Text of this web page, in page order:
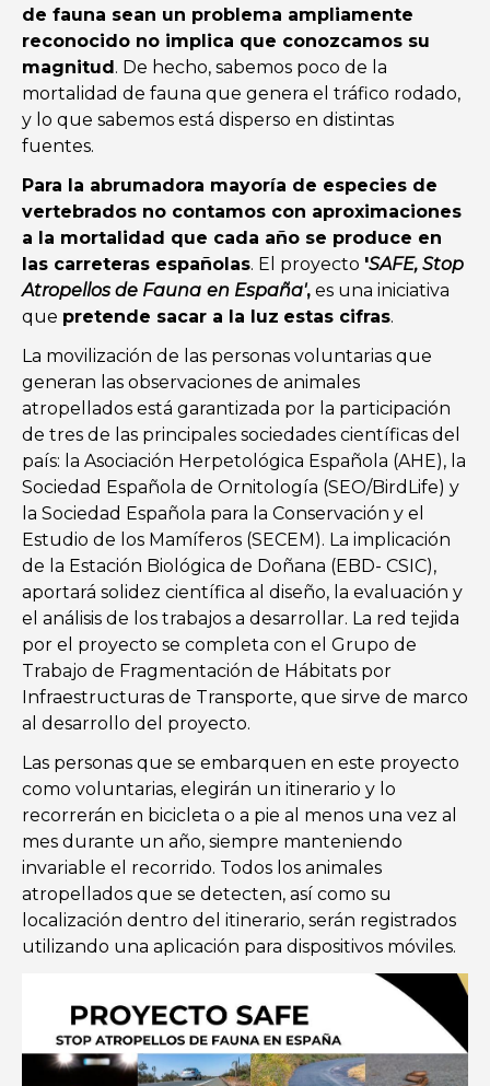
de fauna sean un problema ampliamente
reconocido no implica que conozcamos su
magnitud. De hecho, sabemos poco de la
mortalidad de fauna que genera el tráfico rodado,
y lo que sabemos está disperso en distintas
fuentes.
Para la abrumadora mayoría de especies de
vertebrados no contamos con aproximaciones
a la mortalidad que cada año se produce en
las carreteras españolas. El proyecto 'SAFE, Stop
Atropellos de Fauna en España', es una iniciativa
que pretende sacar a la luz estas cifras.
La movilización de las personas voluntarias que
generan las observaciones de animales
atropellados está garantizada por la participación
de tres de las principales sociedades científicas del
país: la Asociación Herpetológica Española (AHE), la
Sociedad Española de Ornitología (SEO/BirdLife) y
la Sociedad Española para la Conservación y el
Estudio de los Mamíferos (SECEM). La implicación
de la Estación Biológica de Doñana (EBD- CSIC),
aportará solidez científica al diseño, la evaluación y
el análisis de los trabajos a desarrollar. La red tejida
por el proyecto se completa con el Grupo de
Trabajo de Fragmentación de Hábitats por
Infraestructuras de Transporte, que sirve de marco
al desarrollo del proyecto.
Las personas que se embarquen en este proyecto
como voluntarias, elegirán un itinerario y lo
recorrerán en bicicleta o a pie al menos una vez al
mes durante un año, siempre manteniendo
invariable el recorrido. Todos los animales
atropellados que se detecten, así como su
localización dentro del itinerario, serán registrados
utilizando una aplicación para dispositivos móviles.